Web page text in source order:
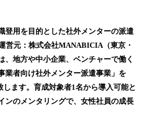
登用を目的とした社外メンターの派遣
営元：株式会社MANABICIA（東京・
、地方や中小企業、ベンチャーで働く
業者向け社外メンター派遣事業」を
ます。育成対象者1名から導入可能と
ンのメンタリングで、女性社員の成長